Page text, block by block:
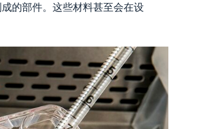
的部件。这些材料甚至会在设